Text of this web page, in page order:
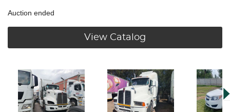
Auction ended
View Catalog